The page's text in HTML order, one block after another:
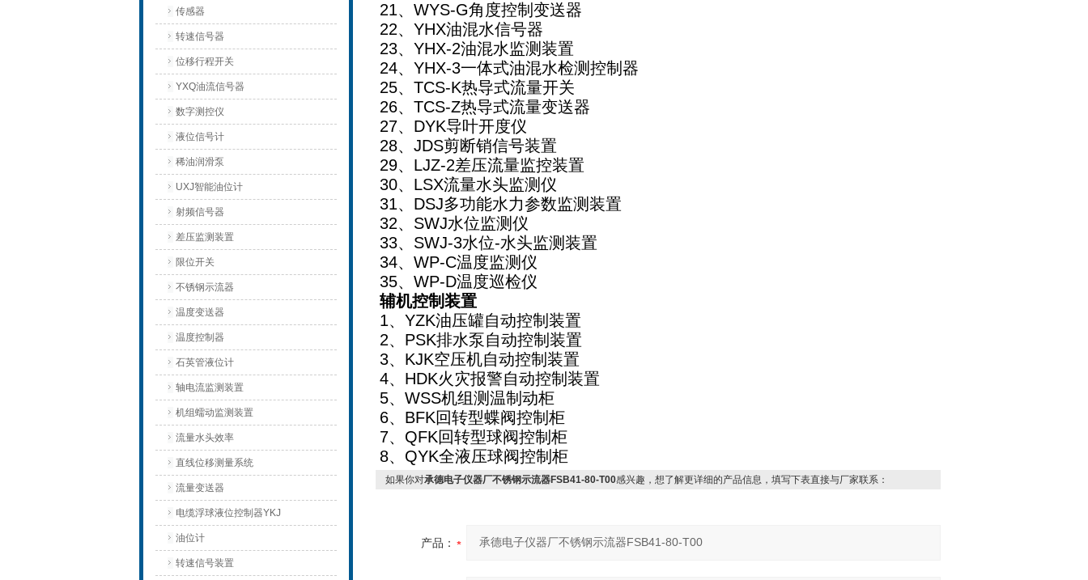
传感器
转速信号器
位移行程开关
YXQ油流信号器
数字测控仪
液位信号计
稀油润滑泵
UXJ智能油位计
射频信号器
差压监测装置
限位开关
不锈钢示流器
温度变送器
温度控制器
石英管液位计
轴电流监测装置
机组蠕动监测装置
流量水头效率
直线位移测量系统
流量变送器
电缆浮球液位控制器YKJ
油位计
转速信号装置
21、WYS-G角度控制变送器
22、YHX油混水信号器
23、YHX-2油混水监测装置
24、YHX-3一体式油混水检测控制器
25、TCS-K热导式流量开关
26、TCS-Z热导式流量变送器
27、DYK导叶开度仪
28、JDS剪断销信号装置
29、LJZ-2差压流量监控装置
30、LSX流量水头监测仪
31、DSJ多功能水力参数监测装置
32、SWJ水位监测仪
33、SWJ-3水位-水头监测装置
34、WP-C温度监测仪
35、WP-D温度巡检仪
辅机控制装置
1、YZK油压罐自动控制装置
2、PSK排水泵自动控制装置
3、KJK空压机自动控制装置
4、HDK火灾报警自动控制装置
5、WSS机组测温制动柜
6、BFK回转型蝶阀控制柜
7、QFK回转型球阀控制柜
8、QYK全液压球阀控制柜
如果你对承德电子仪器厂不锈钢示流器FSB41-80-T00感兴趣，想了解更详细的产品信息，填写下表直接与厂家联系：
产品：